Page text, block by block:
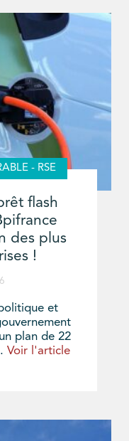
- RSE
flash
des plus
!
et
plan de 22
Voir l'article